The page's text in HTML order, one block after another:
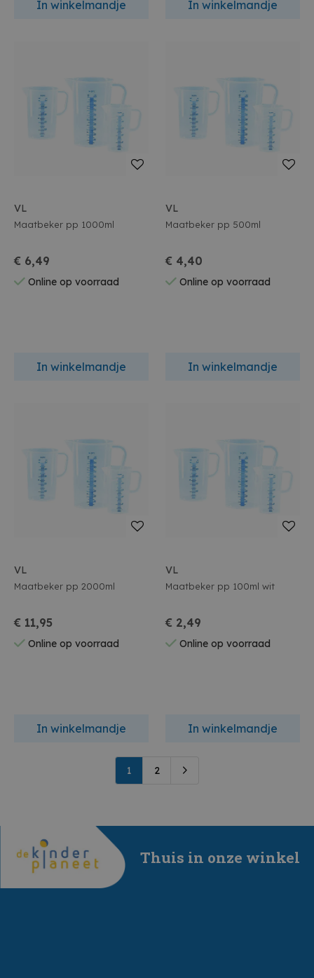
In winkelmandje In winkelmandje
VL
Maatbeker pp 1000ml
€ 6,49
Online op voorraad
In winkelmandje
VL
Maatbeker pp 500ml
€ 4,40
Online op voorraad
In winkelmandje
VL
Maatbeker pp 2000ml
€ 11,95
Online op voorraad
In winkelmandje
VL
Maatbeker pp 100ml wit
€ 2,49
Online op voorraad
In winkelmandje
1 2
Thuis in onze winkel